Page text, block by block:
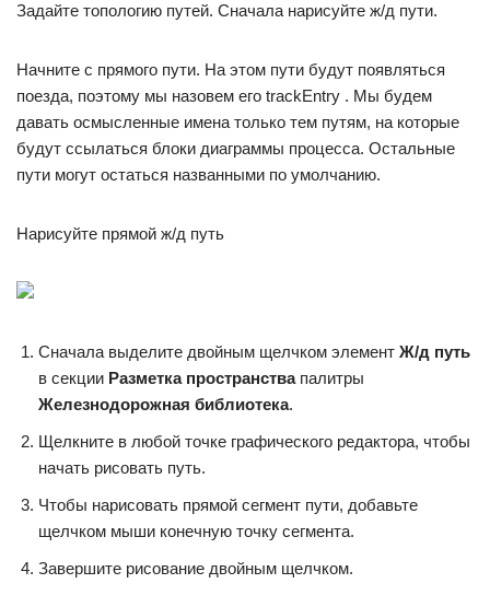
Задайте топологию путей. Сначала нарисуйте ж/д пути.
Начните с прямого пути. На этом пути будут появляться
поезда, поэтому мы назовем его trackEntry . Мы будем
давать осмысленные имена только тем путям, на которые
будут ссылаться блоки диаграммы процесса. Остальные
пути могут остаться названными по умолчанию.
Нарисуйте прямой ж/д путь
Сначала выделите двойным щелчком элемент Ж/д путь
в секции Разметка пространствапалитры
Железнодорожная библиотека.
Щелкните в любой точке графического редактора, чтобы
начать рисовать путь.
Чтобы нарисовать прямой сегмент пути, добавьте
щелчком мыши конечную точку сегмента.
Завершите рисование двойным щелчком.